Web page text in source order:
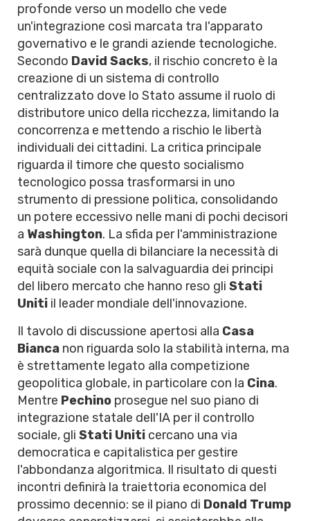
profonde verso un modello che vede
un'integrazione così marcata tra l'apparato
governativo e le grandi aziende tecnologiche.
Secondo David Sacks, il rischio concreto è la
creazione di un sistema di controllo
centralizzato dove lo Stato assume il ruolo di
distributore unico della ricchezza, limitando la
concorrenza e mettendo a rischio le libertà
individuali dei cittadini. La critica principale
riguarda il timore che questo socialismo
tecnologico possa trasformarsi in uno
strumento di pressione politica, consolidando
un potere eccessivo nelle mani di pochi decisori
a Washington. La sfida per l'amministrazione
sarà dunque quella di bilanciare la necessità di
equità sociale con la salvaguardia dei principi
del libero mercato che hanno reso gli Stati
Uniti il leader mondiale dell'innovazione.
Il tavolo di discussione apertosi alla Casa
Bianca non riguarda solo la stabilità interna, ma
è strettamente legato alla competizione
geopolitica globale, in particolare con la Cina.
Mentre Pechino prosegue nel suo piano di
integrazione statale dell'IA per il controllo
sociale, gli Stati Uniti cercano una via
democratica e capitalistica per gestire
l'abbondanza algoritmica. Il risultato di questi
incontri definirà la traiettoria economica del
prossimo decennio: se il piano di Donald Trump